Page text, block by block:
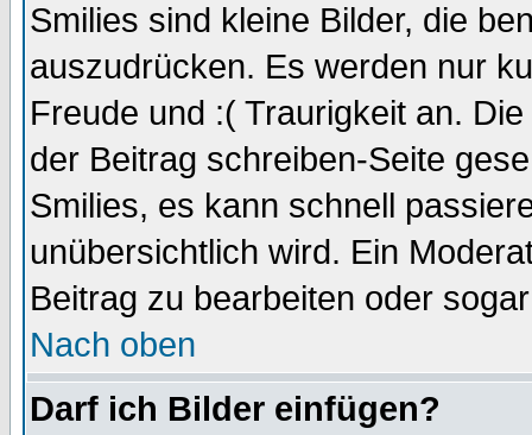
Smilies sind kleine Bilder, die
auszudrücken. Es werden nur
Freude und :( Traurigkeit an.
der Beitrag schreiben-Seite
Smilies, es kann schnell
unübersichtlich wird. Ein
Beitrag zu bearbeiten oder
Nach oben
Darf ich Bilder einfügen?